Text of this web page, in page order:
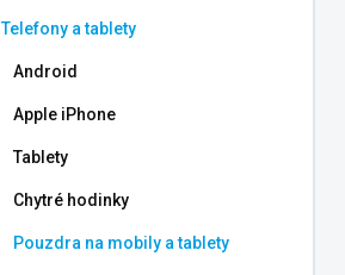
Telefony a tablety
Android
Apple iPhone
Tablety
Chytré hodinky
Pouzdra na mobily a tablety